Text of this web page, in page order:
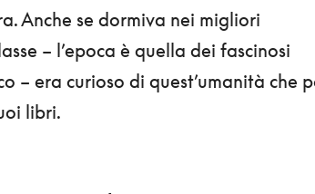
Anche se dormiva nei migliori
– l’epoca è quella dei fascinosi
– era curioso di quest’umanità che
libri.